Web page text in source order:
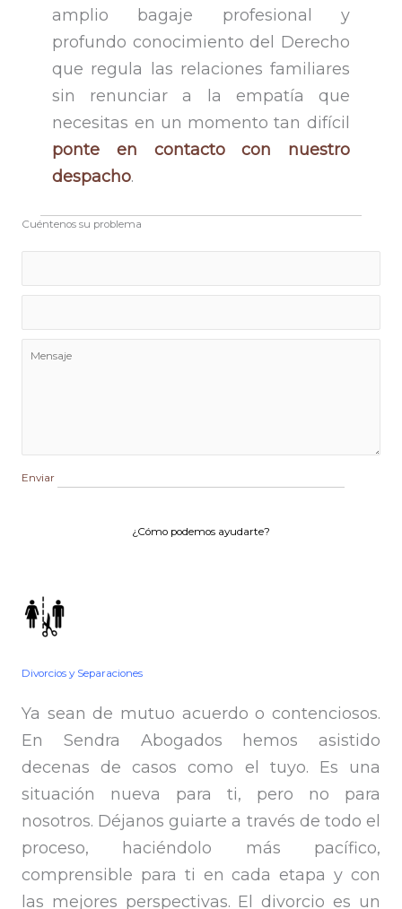
amplio bagaje profesional y
profundo conocimiento del Derecho
que regula las relaciones familiares
sin renunciar a la empatía que
necesitas en un momento tan difícil
ponte en contacto con nuestro
despacho.
Cuéntenos su problema
Enviar
¿Cómo podemos ayudarte?
Divorcios y Separaciones
Ya sean de mutuo acuerdo o contenciosos.
En Sendra Abogados hemos asistido
decenas de casos como el tuyo. Es una
situación nueva para ti, pero no para
nosotros. Déjanos guiarte a través de todo el
proceso, haciéndolo más pacífico,
comprensible para ti en cada etapa y con
las mejores perspectivas. El divorcio es un